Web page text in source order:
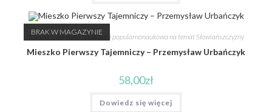
BRAK W MAGAZYNIE
Książki, Literatura naukowa i popularnonaukowa na temat Słowiańszczyzny
Mieszko Pierwszy Tajemniczy – Przemysław Urbańczyk
58,00zł
Dowiedz się więcej